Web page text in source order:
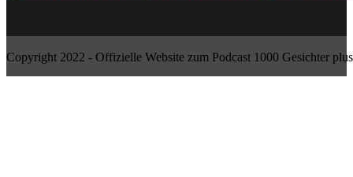
Copyright 2022 - Offizielle Website zum Podcast 1000 Gesichter